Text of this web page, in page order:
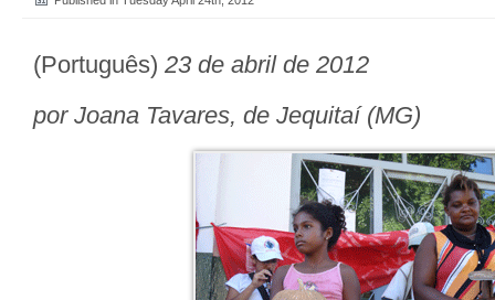
(Português) 23 de abril de 2012
por Joana Tavares, de Jequitaí (MG)